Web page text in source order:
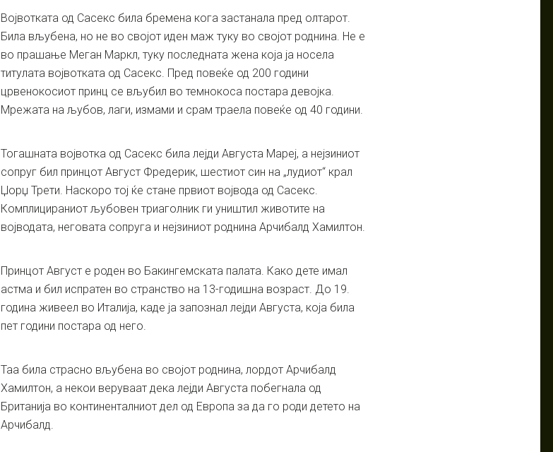
Војвотката од Сасекс била бремена кога застанала пред олтарот.
Била вљубена, но не во својот иден маж туку во својот роднина. Не е
во прашање Меган Маркл, туку последната жена која ја носела
титулата војвотката од Сасекс. Пред повеќе од 200 години
црвенокосиот принц се вљубил во темнокоса постара девојка.
Мрежата на љубов, лаги, измами и срам траела повеќе од 40 години.
Тогашната војвотка од Сасекс била лејди Августа Мареј, а нејзиниот
сопруг бил принцот Август Фредерик, шестиот син на „лудиот“ крал
Џорџ Трети. Наскоро тој ќе стане првиот војвода од Сасекс.
Комплицираниот љубовен триаголник ги уништил животите на
војводата, неговата сопруга и нејзиниот роднина Арчибалд Хамилтон.
Принцот Август е роден во Бакингемската палата. Како дете имал
астма и бил испратен во странство на 13-годишна возраст. До 19.
година живеел во Италија, каде ја запознал лејди Августа, која била
пет години постара од него.
Таа била страсно вљубена во својот роднина, лордот Арчибалд
Хамилтон, а некои веруваат дека лејди Августа побегнала од
Британија во континенталниот дел од Европа за да го роди детето на
Арчибалд.